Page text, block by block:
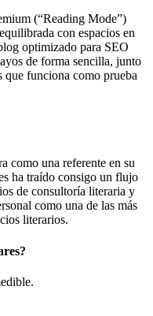
(“Reading Mode”)
con espacios en
optimizado para SEO
de forma sencilla, junto
que funciona como prueba
como una referente en su
ha traído consigo un flujo
de consultoría literaria y
como una de las más
literarios.